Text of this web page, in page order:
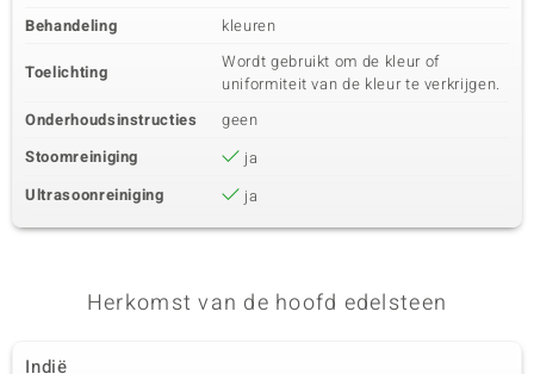
Behandeling kleuren
Toelichting
Wordt gebruikt om de kleur of
uniformiteit van de kleur te verkrijgen.
Onderhoudsinstructies
geen
Stoomreiniging
ja
Ultrasoonreiniging
ja
Herkomst van de hoofd edelsteen
Indië